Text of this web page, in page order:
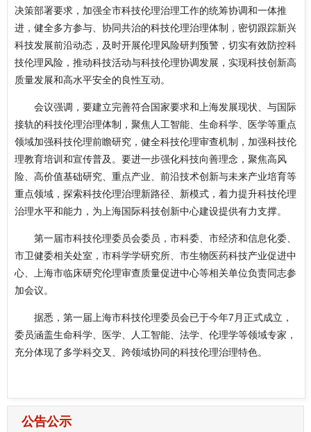
决策部署要求，加强全市科技伦理治理工作的统筹协调和一体推
进，健全多方参与、协同共治的科技伦理治理体制，密切跟踪新兴
科技发展前沿动态，及时开展伦理风险研判预警，切实有效防控科
技伦理风险，推动科技活动与科技伦理协调发展，实现科技创新高
质量发展和高水平安全的良性互动。
会议强调，要建立完善符合国家要求和上海发展现状、与国际
接轨的科技伦理治理体制，聚焦人工智能、生命科学、医学等重点
领域加强科技伦理前瞻研究，健全科技伦理审查机制，加强科技伦
理教育培训和宣传普及。要进一步强化科技向善理念，聚焦高风
险、高价值基础研究、重点产业、前沿技术创新与未来产业培育等
重点领域，探索科技伦理治理新路径、新模式，着力提升科技伦理
治理水平和能力，为上海国际科技创新中心建设提供有力支撑。
第一届市科技伦理委员会委员，市科委、市经济和信息化委、
市卫健委相关处室，市科学学研究所、市生物医药科技产业促进中
心、上海市临床研究伦理审查质量促进中心等相关单位负责同志参
加会议。
据悉，第一届上海市科技伦理委员会已于今年7月正式成立，
委员涵盖生命科学、医学、人工智能、法学、伦理学等领域专家，
充分体现了多学科交叉、跨领域协同的科技伦理治理特色。
公告公示